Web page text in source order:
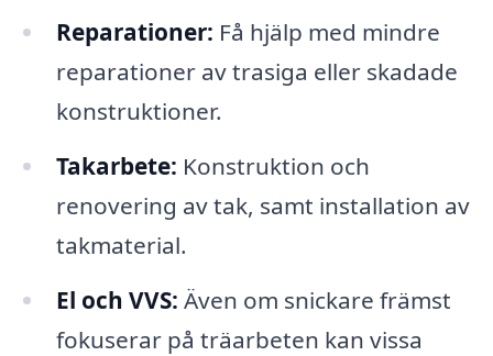
Reparationer: Få hjälp med mindre
reparationer av trasiga eller skadade
konstruktioner.
Takarbete: Konstruktion och
renovering av tak, samt installation av
takmaterial.
El och VVS: Även om snickare främst
fokuserar på träarbeten kan vissa